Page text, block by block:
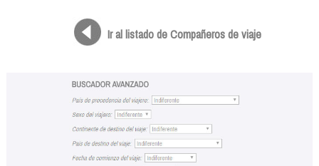
Ir al listado de Compañeros de viaje